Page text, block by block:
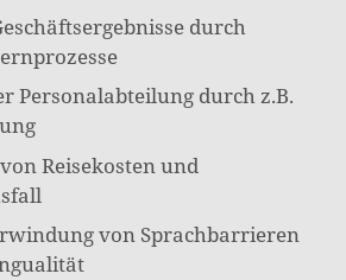
durch
Personalabteilung durch z.B.
Reisekosten und
von Sprachbarrieren